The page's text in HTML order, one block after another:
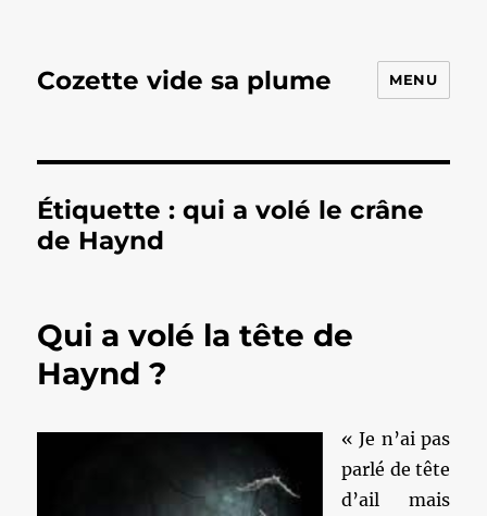
Cozette vide sa plume MENU
Étiquette :qui a volé le crâne
de Haynd
Qui a volé la tête de
Haynd ?
« Je n’ai pas
parlé de tête
d’ail mais